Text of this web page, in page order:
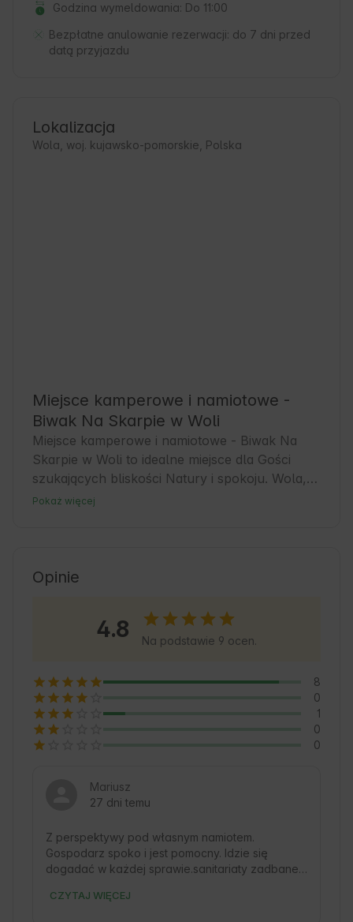
Godzina wymeldowania: Do 11:00
Bezpłatne anulowanie rezerwacji: do 7 dni przed
datą przyjazdu
Lokalizacja
Wola, woj. kujawsko-pomorskie, Polska
Miejsce kamperowe i namiotowe -
Biwak Na Skarpie w Woli
Miejsce kamperowe i namiotowe - Biwak Na
Skarpie w Woli to idealne miejsce dla Gości
szukających bliskości Natury i spokoju. Wola,
położona w kujawsko-pomorskim, oferuje
chcą odkrywać okoliczne lasy i jeziora. Goście
serdeczne powitanie od Gospodarzy. W okolicy
znajdziesz wiele możliwości aktywnego
spędzania czasu, od pieszych wycieczek po
Pokaż więcej
Opinie
4.8 Na podstawie 9 ocen.
8
0
1
0
0
Mariusz
27 dni temu
Z perspektywy pod własnym namiotem.
Gospodarz spoko i jest pomocny. Idzie się
dogadać w każdej sprawie.sanitariaty zadbane,
trzeba ale bez lodówki. Prąd do namiotu
CZYTAJ WIĘCEJ